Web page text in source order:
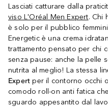
Lasciati catturare dalla
viso L'Oréal Men Expert. Chi
è solo per il pubblico
Energetic è una crema
trattamento pensato per chi
senza pause: anche la pelle
nutrita al meglio! La stessa
Expert per il contorno occhi
comodo roll-on anti fatica
sguardo appesantito dal